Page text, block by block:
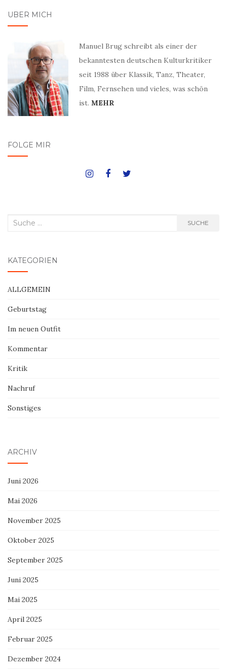
ÜBER MICH
Manuel Brug schreibt als einer der
bekanntesten deutschen Kulturkritiker
seit 1988 über Klassik, Tanz, Theater,
Film, Fernsehen und vieles, was schön
ist. MEHR
FOLGE MIR
Suche
SUCHE
KATEGORIEN
ALLGEMEIN
Geburtstag
Im neuen Outfit
Kommentar
Kritik
Nachruf
Sonstiges
ARCHIV
Juni 2026
Mai 2026
November 2025
Oktober 2025
September 2025
Juni 2025
Mai 2025
April 2025
Februar 2025
Dezember 2024